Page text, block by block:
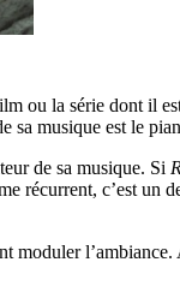
ou la série dont il
sa musique est le
de sa musique. Si
c’est un
moduler l’ambiance.